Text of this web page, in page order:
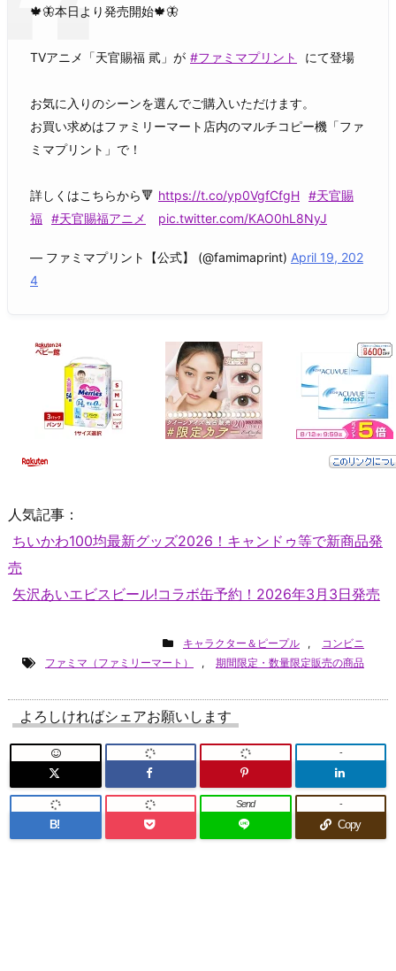
🍁🦋本日より発売開始🍁🦋
TVアニメ「天官賜福 貮」が #ファミマプリント にて登場
お気に入りのシーンを選んでご購入いただけます。
お買い求めはファミリーマート店内のマルチコピー機「ファ
ミマプリント」で！
詳しくはこちらから🔻 https://t.co/yp0VgfCfgH #天官賜
福 #天官賜福アニメ pic.twitter.com/KAO0hL8NyJ
— ファミマプリント【公式】 (@famimaprint) April 19, 202
4
人気記事：
ちいかわ100均最新グッズ2026！キャンドゥ等で新商品発
売
矢沢あいエビスビール!コラボ缶予約！2026年3月3日発売
キャラクター＆ピープル ,
コンビニ
ファミマ（ファミリーマート）
, 期間限定・数量限定販売の商品
よろしければシェアお願いします
-
B!
Send
Copy
-